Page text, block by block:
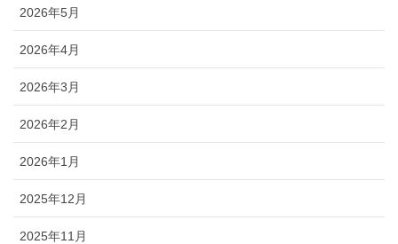
2026年5月
2026年4月
2026年3月
2026年2月
2026年1月
2025年12月
2025年11月